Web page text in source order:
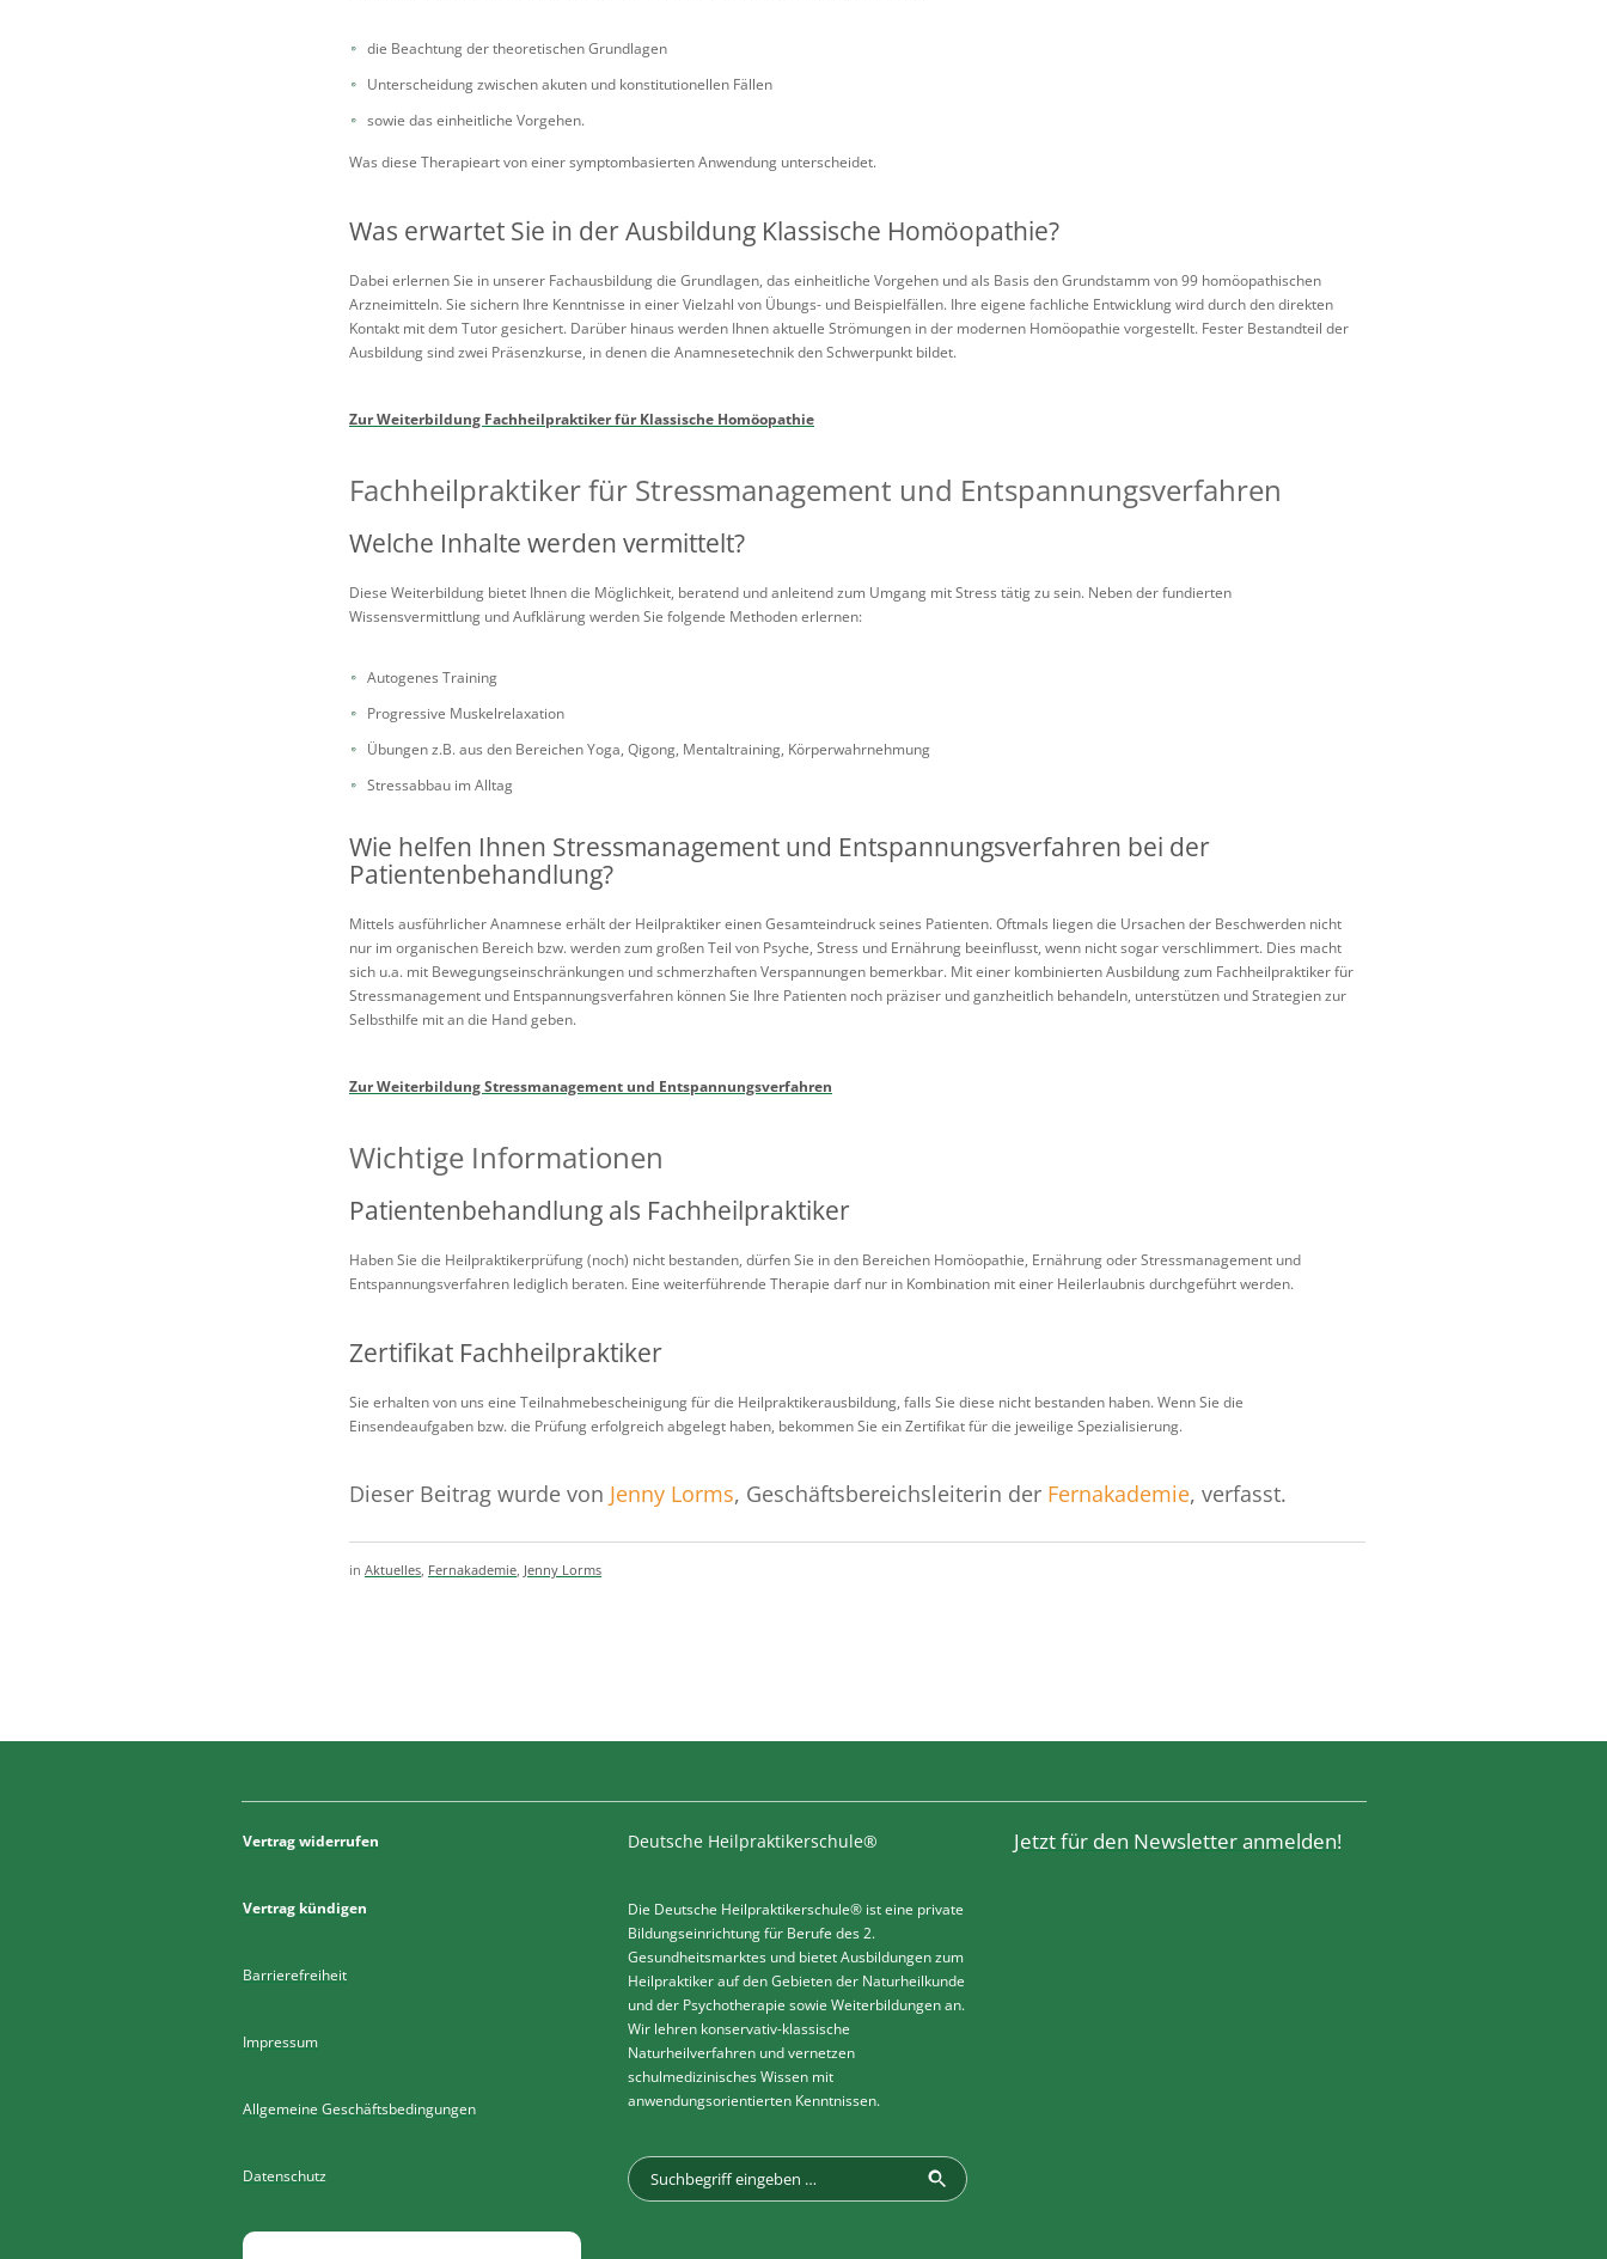
die Beachtung der theoretischen Grundlagen
Unterscheidung zwischen akuten und konstitutionellen Fällen
sowie das einheitliche Vorgehen.
Was diese Therapieart von einer symptombasierten Anwendung unterscheidet.
Was erwartet Sie in der Ausbildung Klassische Homöopathie?
Dabei erlernen Sie in unserer Fachausbildung die Grundlagen, das einheitliche Vorgehen und als Basis den Grundstamm von 99 homöopathischen
Arzneimitteln. Sie sichern Ihre Kenntnisse in einer Vielzahl von Übungs- und Beispielfällen. Ihre eigene fachliche Entwicklung wird durch den direkten
Kontakt mit dem Tutor gesichert. Darüber hinaus werden Ihnen aktuelle Strömungen in der modernen Homöopathie vorgestellt. Fester Bestandteil der
Ausbildung sind zwei Präsenzkurse, in denen die Anamnesetechnik den Schwerpunkt bildet.
Zur Weiterbildung Fachheilpraktiker für Klassische Homöopathie
Fachheilpraktiker für Stressmanagement und Entspannungsverfahren
Welche Inhalte werden vermittelt?
Diese Weiterbildung bietet Ihnen die Möglichkeit, beratend und anleitend zum Umgang mit Stress tätig zu sein. Neben der fundierten
Wissensvermittlung und Aufklärung werden Sie folgende Methoden erlernen:
Autogenes Training
Progressive Muskelrelaxation
Übungen z.B. aus den Bereichen Yoga, Qigong, Mentaltraining, Körperwahrnehmung
Stressabbau im Alltag
Wie helfen Ihnen Stressmanagement und Entspannungsverfahren bei der
Patientenbehandlung?
Mittels ausführlicher Anamnese erhält der Heilpraktiker einen Gesamteindruck seines Patienten. Oftmals liegen die Ursachen der Beschwerden nicht
nur im organischen Bereich bzw. werden zum großen Teil von Psyche, Stress und Ernährung beeinflusst, wenn nicht sogar verschlimmert. Dies macht
sich u.a. mit Bewegungseinschränkungen und schmerzhaften Verspannungen bemerkbar. Mit einer kombinierten Ausbildung zum Fachheilpraktiker für
Stressmanagement und Entspannungsverfahren können Sie Ihre Patienten noch präziser und ganzheitlich behandeln, unterstützen und Strategien zur
Selbsthilfe mit an die Hand geben.
Zur Weiterbildung Stressmanagement und Entspannungsverfahren
Wichtige Informationen
Patientenbehandlung als Fachheilpraktiker
Haben Sie die Heilpraktikerprüfung (noch) nicht bestanden, dürfen Sie in den Bereichen Homöopathie, Ernährung oder Stressmanagement und
Entspannungsverfahren lediglich beraten. Eine weiterführende Therapie darf nur in Kombination mit einer Heilerlaubnis durchgeführt werden.
Zertifikat Fachheilpraktiker
Sie erhalten von uns eine Teilnahmebescheinigung für die Heilpraktikerausbildung, falls Sie diese nicht bestanden haben. Wenn Sie die
Einsendeaufgaben bzw. die Prüfung erfolgreich abgelegt haben, bekommen Sie ein Zertifikat für die jeweilige Spezialisierung.
Dieser Beitrag wurde von Jenny Lorms, Geschäftsbereichsleiterin der Fernakademie, verfasst.
in Aktuelles, Fernakademie, Jenny Lorms
Vertrag widerrufen
Vertrag kündigen
Barrierefreiheit
Impressum
Allgemeine Geschäftsbedingungen
Datenschutz
Deutsche Heilpraktikerschule®
Die Deutsche Heilpraktikerschule® ist eine private
Bildungseinrichtung für Berufe des 2.
Gesundheitsmarktes und bietet Ausbildungen zum
Heilpraktiker auf den Gebieten der Naturheilkunde
und der Psychotherapie sowie Weiterbildungen an.
Wir lehren konservativ-klassische
Naturheilverfahren und vernetzen
schulmedizinisches Wissen mit
anwendungsorientierten Kenntnissen.
Jetzt für den Newsletter anmelden!